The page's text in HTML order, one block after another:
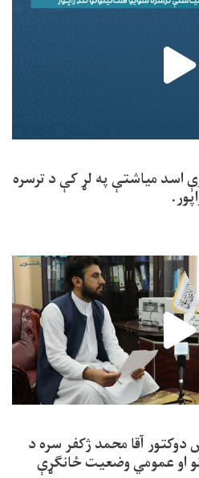
اسد میاشتې په لړ کې د ترسره
آقا محمد ژکفر سره د
او عمومي وضعیت ځانګړې